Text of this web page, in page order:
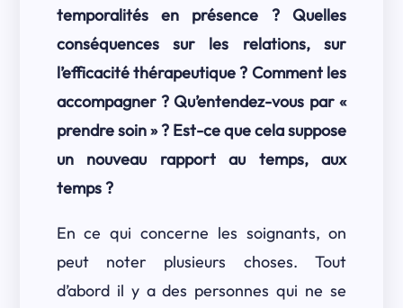
temporalités en présence ? Quelles
conséquences sur les relations, sur
l’efficacité thérapeutique ? Comment les
accompagner ? Qu’entendez-vous par «
prendre soin » ? Est-ce que cela suppose
un nouveau rapport au temps, aux
temps ?
En ce qui concerne les soignants, on
peut noter plusieurs choses. Tout
d’abord il y a des personnes qui ne se